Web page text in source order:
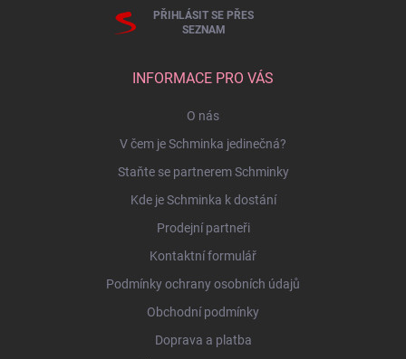
PŘIHLÁSIT SE PŘES
SEZNAM
INFORMACE PRO VÁS
O nás
V čem je Schminka jedinečná?
Staňte se partnerem Schminky
Kde je Schminka k dostání
Prodejní partneři
Kontaktní formulář
Podmínky ochrany osobních údajů
Obchodní podmínky
Doprava a platba